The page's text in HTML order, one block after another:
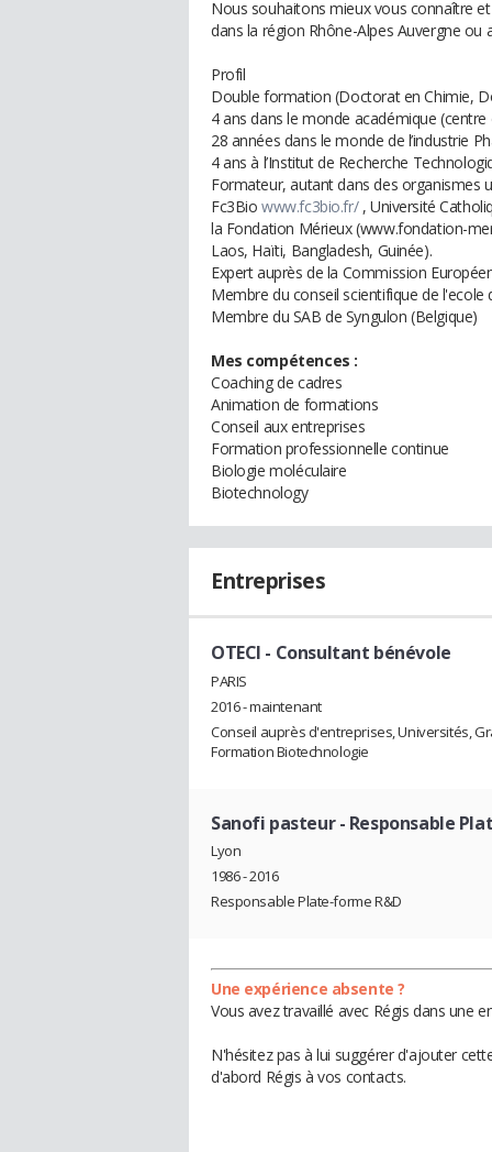
Nous souhaitons mieux vous connaître
dans la région Rhône-Alpes Auvergne ou
Profil
Double formation (Doctorat en Chimie,
4 ans dans le monde académique
28 années dans le monde de l’industrie
4 ans à l’Institut de Recherche
Formateur, autant dans des organismes
Fc3Biowww.fc3bio.fr/, Université
la Fondation Mérieux (www.fondation-
Laos, Haïti, Bangladesh, Guinée).
Expert auprès de la Commission
Membre du conseil scientifique de l'ecole
Membre du SAB de Syngulon (Belgique)
Mes compétences :
Coaching de cadres
Animation de formations
Conseil aux entreprises
Formation professionnelle continue
Biologie moléculaire
Biotechnology
Entreprises
OTECI - Consultant bénévole
PARIS
2016 - maintenant
Conseil auprès d'entreprises, Universités,
Formation Biotechnologie
Sanofi pasteur- Responsable
Lyon
1986 - 2016
Responsable Plate-forme R&D
Une expérience absente ?
Vous avez travaillé avec Régis dans une
N'hésitez pas à lui suggérer d'ajouter
d'abord Régis à vos contacts.